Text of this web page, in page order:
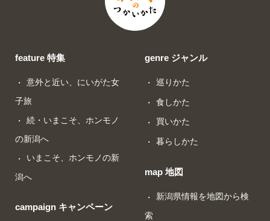
feature 特集
意外と近い、にいがた女
子旅
続・いまこそ、ホンモノ
の新潟へ
いまこそ、ホンモノの新
潟へ
campaign キャンペーン
genre ジャンル
巡りかた
食しかた
買いかた
暮らしかた
map 地図
新潟県情報を地図から検
索